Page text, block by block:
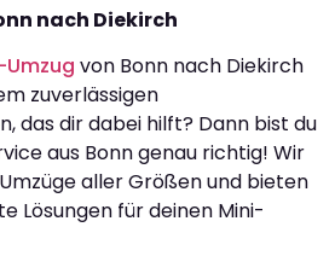
nach Diekirch
Umzug von Bonn nach Diekirch
zuverlässigen
das dir dabei hilft? Dann bist du
aus Bonn genau richtig! Wir
aller Größen und bieten
Lösungen für deinen Mini-